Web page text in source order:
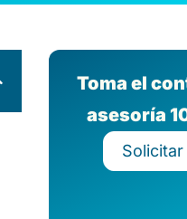
Toma el
asesoría
Solicitar